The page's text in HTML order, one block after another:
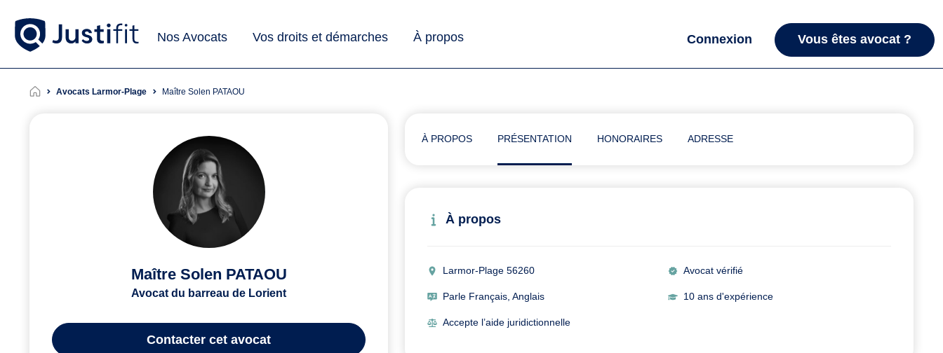
Nos Avocats Vos droits et démarches À propos Connexion Vous êtes avocat ?
Avocats Larmor-Plage Maître Solen PATAOU
Maître Solen PATAOU
Avocat du barreau de Lorient
Contacter cet avocat
À PROPOS PRÉSENTATION HONORAIRES ADRESSE
À propos
Larmor-Plage 56260 Avocat vérifié
Parle Français, Anglais 10 ans d'expérience
Accepte l’aide juridictionnelle